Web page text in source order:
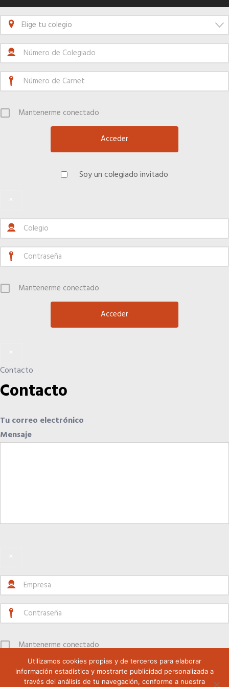
Elige tu colegio
Mantenerme conectado
Soy un colegiado invitado
Mantenerme conectado
Contacto
Contacto
Tu correo electrónico
Mensaje
Mantenerme conectado
Registrarse
Utilizamos cookies propias y de terceros para elaborar
información estadística y mostrarte publicidad personalizada a
través del análisis de tu navegación, conforme a nuestra